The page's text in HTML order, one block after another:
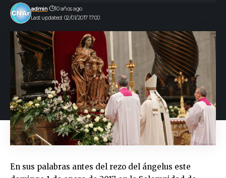
Last updated: 02/01/2017 17:00
admin 10 años ago
En sus palabras antes del rezo del ángelus este